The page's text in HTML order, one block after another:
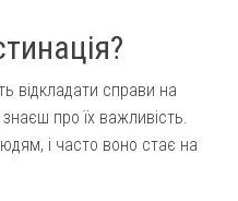
відкладати справи на
про їх важливість.
і часто воно стає на